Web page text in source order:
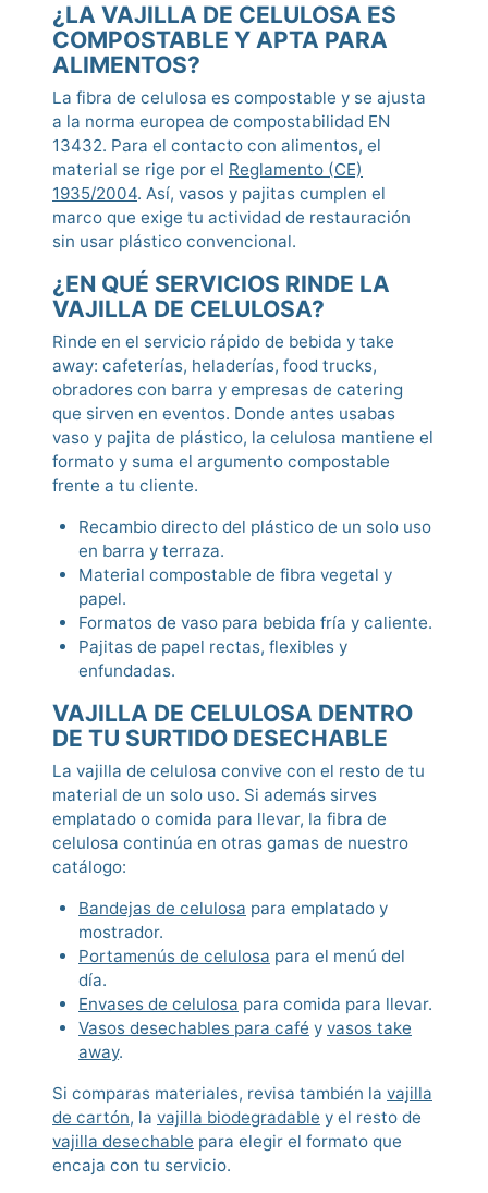
¿LA VAJILLA DE CELULOSA ES
COMPOSTABLE Y APTA PARA
ALIMENTOS?
La fibra de celulosa es compostable y se ajusta
a la norma europea de compostabilidad EN
13432. Para el contacto con alimentos, el
material se rige por el Reglamento (CE)
1935/2004. Así, vasos y pajitas cumplen el
marco que exige tu actividad de restauración
sin usar plástico convencional.
¿EN QUÉ SERVICIOS RINDE LA
VAJILLA DE CELULOSA?
Rinde en el servicio rápido de bebida y take
away: cafeterías, heladerías, food trucks,
obradores con barra y empresas de catering
que sirven en eventos. Donde antes usabas
vaso y pajita de plástico, la celulosa mantiene el
formato y suma el argumento compostable
frente a tu cliente.
Recambio directo del plástico de un solo uso
en barra y terraza.
Material compostable de fibra vegetal y
papel.
Formatos de vaso para bebida fría y caliente.
Pajitas de papel rectas, flexibles y
enfundadas.
VAJILLA DE CELULOSA DENTRO
DE TU SURTIDO DESECHABLE
La vajilla de celulosa convive con el resto de tu
material de un solo uso. Si además sirves
emplatado o comida para llevar, la fibra de
celulosa continúa en otras gamas de nuestro
catálogo:
Bandejas de celulosa para emplatado y
mostrador.
Portamenús de celulosa para el menú del
día.
Envases de celulosa para comida para llevar.
Vasos desechables para café y vasos take
away.
Si comparas materiales, revisa también la vajilla
de cartón, la vajilla biodegradable y el resto de
vajilla desechable para elegir el formato que
encaja con tu servicio.